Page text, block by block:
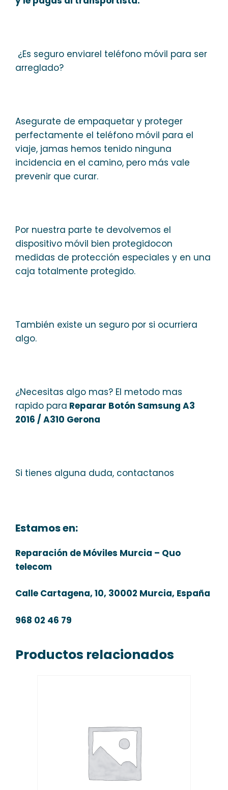
¿Es seguro enviarel teléfono móvil para ser
arreglado?
Asegurate de empaquetar y proteger
perfectamente el teléfono móvil para el
viaje, jamas hemos tenido ninguna
incidencia en el camino, pero más vale
prevenir que curar.
Por nuestra parte te devolvemos el
dispositivo móvil bien protegidocon
medidas de protección especiales y en una
caja totalmente protegido.
También existe un seguro por si ocurriera
algo.
¿Necesitas algo mas? El metodo mas
rapido para Reparar Botón Samsung A3
2016 / A310 Gerona
Si tienes alguna duda, contactanos
Estamos en:
Reparación de Móviles Murcia – Quo
telecom
Calle Cartagena, 10, 30002 Murcia, España
968 02 46 79
Productos relacionados